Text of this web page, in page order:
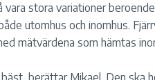
stora variationer
utomhus och inomhus.
mätvärdena som hämtas